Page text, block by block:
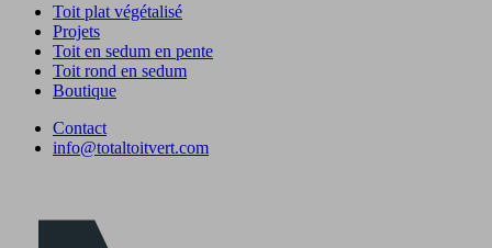
Toit plat végétalisé
Projets
Toit en sedum en pente
Toit rond en sedum
Boutique
Contact
info@totaltoitvert.com